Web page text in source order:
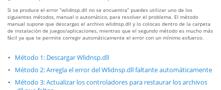
Si se produce el error “wlidnsp.dll no se encuentra” puedes utilizar uno de los
siguientes métodos, manual o automático, para resolver el problema. El método
manual supone que descargas el archivo wlidnsp.dll y lo colocas dentro de la carpeta
de instalación de juegos/aplicaciones, mientras que el segundo método es mucho más
fácil ya que te permite corregir automáticamente el error con un mínimo esfuerzo.
Método 1: Descargar Wlidnsp.dll
Método 2: Arregla el error del Wlidnsp.dll faltante automáticamente
Método 3: Actualizar los controladores para restaurar los archivos